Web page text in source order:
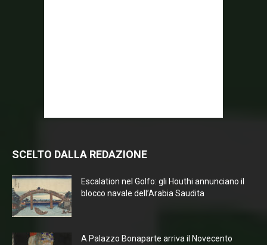
SCELTO DALLA REDAZIONE
Escalation nel Golfo: gli Houthi annunciano il
blocco navale dell’Arabia Saudita
A Palazzo Bonaparte arriva il Novecento